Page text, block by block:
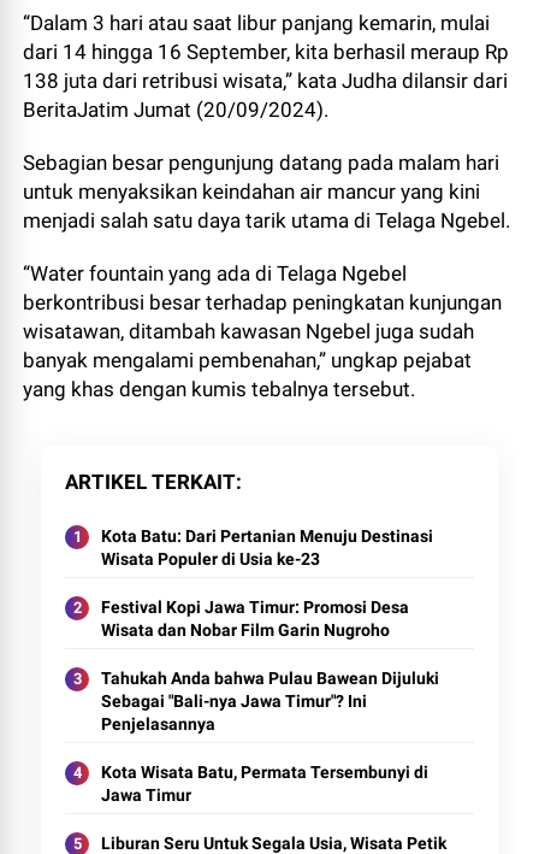
“Dalam 3 hari atau saat libur panjang kemarin, mulai
dari 14 hingga 16 September, kita berhasil meraup Rp
138 juta dari retribusi wisata,” kata Judha dilansir dari
BeritaJatim Jumat (20/09/2024).
Sebagian besar pengunjung datang pada malam hari
untuk menyaksikan keindahan air mancur yang kini
menjadi salah satu daya tarik utama di Telaga Ngebel.
“Water fountain yang ada di Telaga Ngebel
berkontribusi besar terhadap peningkatan kunjungan
wisatawan, ditambah kawasan Ngebel juga sudah
banyak mengalami pembenahan,” ungkap pejabat
yang khas dengan kumis tebalnya tersebut.
ARTIKEL TERKAIT
Kota Batu: Dari Pertanian Menuju Destinasi
Wisata Populer di Usia ke-23
Festival Kopi Jawa Timur: Promosi Desa
Wisata dan Nobar Film Garin Nugroho
Tahukah Anda bahwa Pulau Bawean Dijuluki
Sebagai "Bali-nya Jawa Timur"? Ini
Penjelasannya
Kota Wisata Batu, Permata Tersembunyi di
Jawa Timur
Liburan Seru Untuk Segala Usia, Wisata Petik